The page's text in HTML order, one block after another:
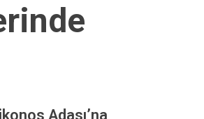
Adası’na